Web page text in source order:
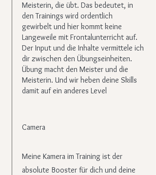
Meisterin, die übt. Das bedeutet, in
den Trainings wird ordentlich
gewirbelt und hier kommt keine
Langeweile mit Frontalunterricht auf.
Der Input und die Inhalte vermittele ich
dir zwischen den Übungseinheiten.
Übung macht den Meister und die
Meisterin. Und wir heben deine Skills
damit auf ein anderes Level
Camera
Meine Kamera im Training ist der
absolute Booster für dich und deine